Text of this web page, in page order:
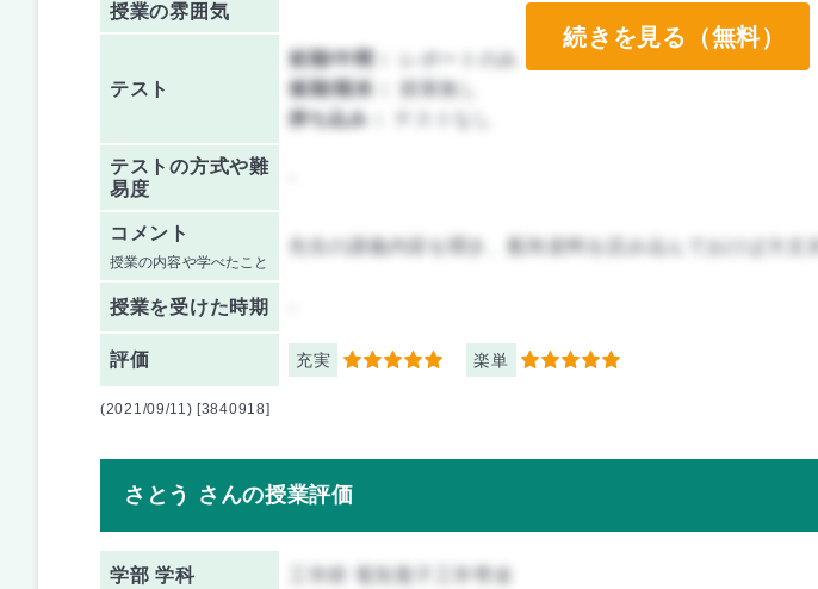
授業の雰囲気
テスト
前期/中間：
レポートのみ
後期/期末：
授業無し
持ち込み：
テストの方式や難
易度
コメント
授業の内容や学べたこと
先生の講義内容を聞き、配布資料を読み込んでおけば大丈夫
授業を受けた時期
評価 充実 5 楽単 5
続きを見る（無料）
(2021/09/11) [3840918]
さとう さんの授業評価
学部 学科